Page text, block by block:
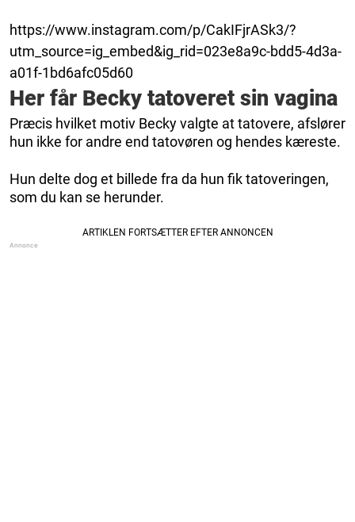
https://www.instagram.com/p/CakIFjrASk3/?
utm_source=ig_embed&ig_rid=023e8a9c-bdd5-4d3a-
a01f-1bd6afc05d60
Her får Becky tatoveret sin vagina
Præcis hvilket motiv Becky valgte at tatovere, afslører
hun ikke for andre end tatovøren og hendes kæreste.
Hun delte dog et billede fra da hun fik tatoveringen,
som du kan se herunder.